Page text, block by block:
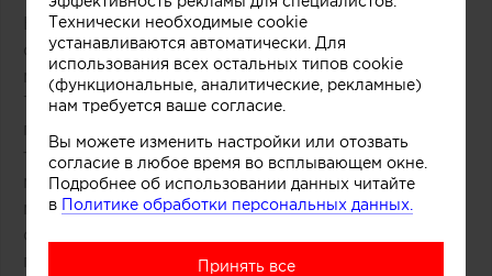
В основе концепции массивной стойки лежит
образ емкости с несколькими слоями
мороженого и разнообразных добавок.
Технически замысел был реализован при
помощи техники многослойной заливки
тонированного бетона. Логотип магазина
мороженого был закреплен на каркасе из
медных трубок, символизирующих систему
охлаждения в автоматах по производству
популярного ледяного лакомства.
Технически необходимые cookie
устанавливаются автоматически. Для
использования всех остальных типов cookie
(функциональные, аналитические, рекламные)
нам требуется ваше согласие.
Вы можете изменить настройки или отозвать
согласие в любое время во всплывающем окне.
Подробнее об использовании данных читайте
в Политике обработки персональных данных.
Принять все